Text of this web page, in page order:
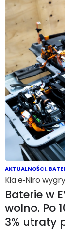
AKTUALNOŚCI,
Kia e‑Niro
Baterie w
wolno. Po
3% utraty